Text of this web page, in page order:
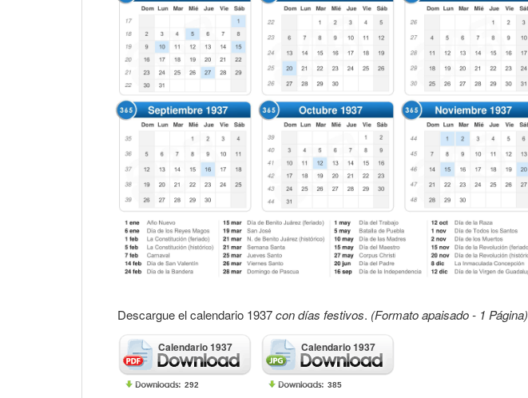
Descargue el calendario 1937con días festivos. (Formato apaisado - 1 Página)
Calendario 1937
292
Calendario 1937
385